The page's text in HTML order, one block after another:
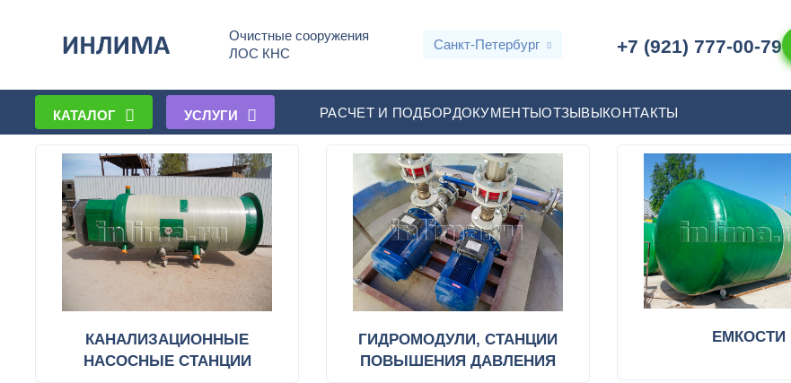
Очистные сооружения
ЛОС КНС
Санкт-Петербург +7 (921) 777-00-79
КАТАЛОГ УСЛУГИ РАСЧЕТ И ПОДБОРДОКУМЕНТЫОТЗЫВЫКОНТАКТЫ
КАНАЛИЗАЦИОННЫЕ
НАСОСНЫЕ СТАНЦИИ
ГИДРОМОДУЛИ, СТАНЦИИ
ПОВЫШЕНИЯ ДАВЛЕНИЯ
ЕМКОСТИ